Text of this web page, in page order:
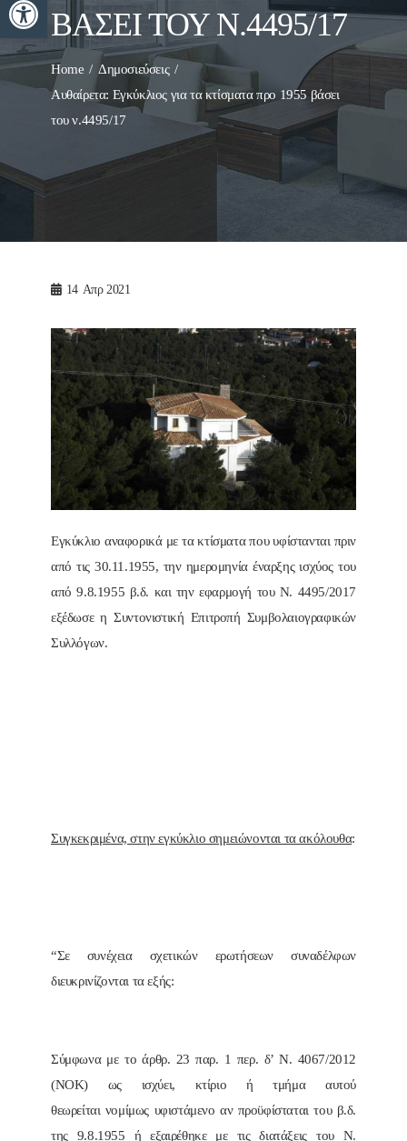
ΒΆΣΕΙ ΤΟΥ Ν.4495/17
Home
Δημοσιεύσεις
Αυθαίρετα: Εγκύκλιος για τα κτίσματα προ 1955 βάσει
του ν.4495/17
14 Απρ 2021
Εγκύκλιο αναφορικά με τα κτίσματα που υφίστανται πριν
από τις 30.11.1955, την ημερομηνία έναρξης ισχύος του
από 9.8.1955 β.δ. και την εφαρμογή του Ν. 4495/2017
εξέδωσε η Συντονιστική Επιτροπή Συμβολαιογραφικών
Συλλόγων.
Συγκεκριμένα, στην εγκύκλιο σημειώνονται τα ακόλουθα:
“Σε συνέχεια σχετικών ερωτήσεων συναδέλφων
διευκρινίζονται τα εξής:
Σύμφωνα με το άρθρ. 23 παρ. 1 περ. δ’ Ν. 4067/2012
(ΝΟΚ) ως ισχύει, κτίριο ή τμήμα αυτού
θεωρείται νομίμως υφιστάμενο αν προϋφίσταται του β.δ.
της 9.8.1955 ή εξαιρέθηκε με τις διατάξεις του Ν.